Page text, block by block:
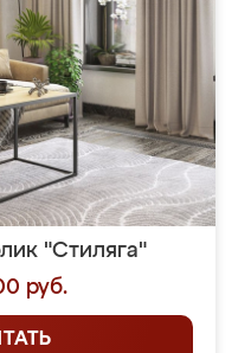
"Стиляга"
руб.